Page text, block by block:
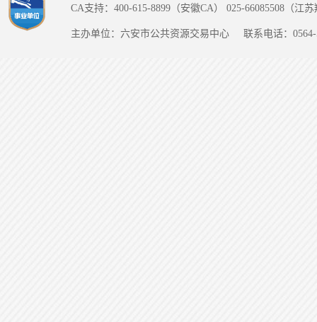
CA支持：400-615-8899（安徽CA） 025-66085508（江
主办单位：六安市公共资源交易中心 联系电话：0564-